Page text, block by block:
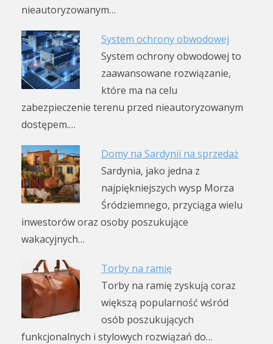
nieautoryzowanym…
System ochrony obwodowej
System ochrony obwodowej to
zaawansowane rozwiązanie,
które ma na celu
zabezpieczenie terenu przed nieautoryzowanym
dostępem.…
Domy na Sardynii na sprzedaż
Sardynia, jako jedna z
najpiękniejszych wysp Morza
Śródziemnego, przyciąga wielu
inwestorów oraz osoby poszukujące
wakacyjnych…
Torby na ramię
Torby na ramię zyskują coraz
większą popularność wśród
osób poszukujących
funkcjonalnych i stylowych rozwiązań do…